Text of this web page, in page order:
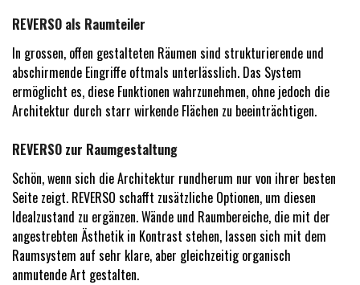
REVERSO als Raumteiler
In grossen, offen gestalteten Räumen sind strukturierende und
abschirmende Eingriffe oftmals unterlässlich. Das System
ermöglicht es, diese Funktionen wahrzunehmen, ohne jedoch die
Architektur durch starr wirkende Flächen zu beeinträchtigen.
REVERSO zur Raumgestaltung
Schön, wenn sich die Architektur rundherum nur von ihrer besten
Seite zeigt. REVERSO schafft zusätzliche Optionen, um diesen
Idealzustand zu ergänzen. Wände und Raumbereiche, die mit der
angestrebten Ästhetik in Kontrast stehen, lassen sich mit dem
Raumsystem auf sehr klare, aber gleichzeitig organisch
anmutende Art gestalten.